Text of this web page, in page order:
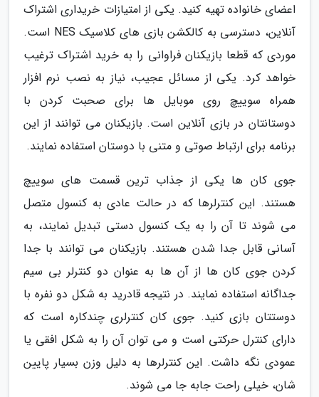
اعضای خانواده تهیه کنید. یکی از امتیازات خریداری اشتراک
آنلاین، دسترسی به کالکشن بازی های کلاسیک NES است.
موردی که قطعا بازیکنان فراوانی را به خرید اشتراک ترغیب
خواهد کرد. یکی از مسائل عجیب، نیاز به نصب نرم افزار
همراه سوییچ روی موبایل ها برای صحبت کردن با
دوستانتان در بازی آنلاین است. بازیکنان می توانند از این
برنامه برای ارتباط صوتی و متنی با دوستان استفاده نمایند.
جوی کان ها یکی از جذاب ترین قسمت های سوییچ
هستند. این کنترلرها که در حالت عادی به کنسول متصل
می شوند تا آن را به یک کنسول دستی تبدیل نمایند، به
آسانی قابل جدا شدن هستند. بازیکنان می توانند با جدا
کردن جوی کان ها از آن ها به عنوان دو کنترلر بی سیم
جداگانه استفاده نمایند. در نتیجه قادرید به شکل دو نفره با
دوستتان بازی کنید. جوی کان کنترلری چندکاره است که
دارای کنترل حرکتی است و می توان آن را به شکل افقی یا
عمودی نگه داشت. این کنترلرها به دلیل وزن بسیار پایین
شان، خیلی راحت جابه جا می شوند.